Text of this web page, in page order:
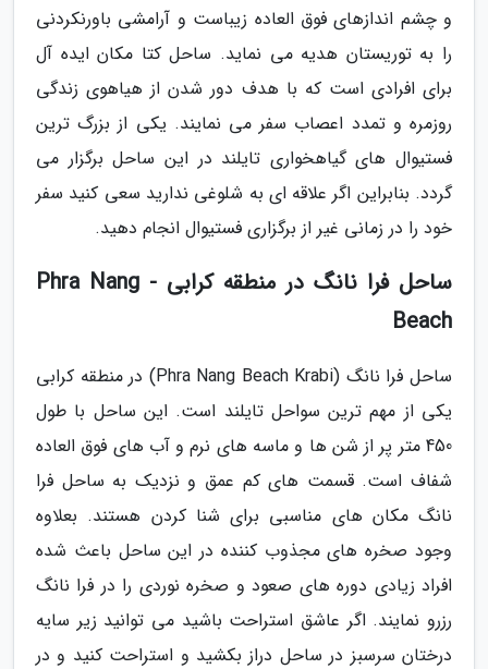
و چشم اندازهای فوق العاده زیباست و آرامشی باورنکردنی
را به توریستان هدیه می نماید. ساحل کتا مکان ایده آل
برای افرادی است که با هدف دور شدن از هیاهوی زندگی
روزمره و تمدد اعصاب سفر می نمایند. یکی از بزرگ ترین
فستیوال های گیاهخواری تایلند در این ساحل برگزار می
گردد. بنابراین اگر علاقه ای به شلوغی ندارید سعی کنید سفر
خود را در زمانی غیر از برگزاری فستیوال انجام دهید.
ساحل فرا نانگ در منطقه کرابی - Phra Nang
Beach
ساحل فرا نانگ (Phra Nang Beach Krabi) در منطقه کرابی
یکی از مهم ترین سواحل تایلند است. این ساحل با طول
450 متر پر از شن ها و ماسه های نرم و آب های فوق العاده
شفاف است. قسمت های کم عمق و نزدیک به ساحل فرا
نانگ مکان های مناسبی برای شنا کردن هستند. بعلاوه
وجود صخره های مجذوب کننده در این ساحل باعث شده
افراد زیادی دوره های صعود و صخره نوردی را در فرا نانگ
رزرو نمایند. اگر عاشق استراحت باشید می توانید زیر سایه
درختان سرسبز در ساحل دراز بکشید و استراحت کنید و در